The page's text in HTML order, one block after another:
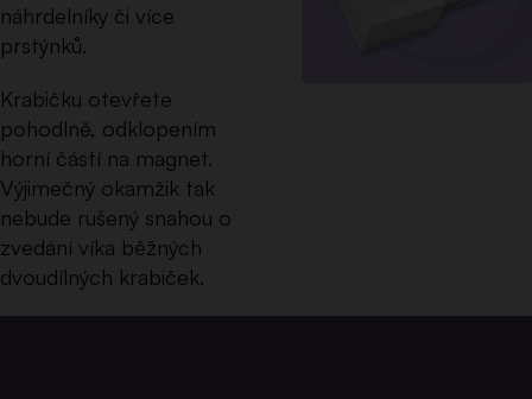
náhrdelníky či více
prstýnků.
Krabičku otevřete
pohodlně, odklopením
horní částí na magnet.
Výjimečný okamžik tak
nebude rušený snahou o
zvedání víka běžných
dvoudílných krabiček.